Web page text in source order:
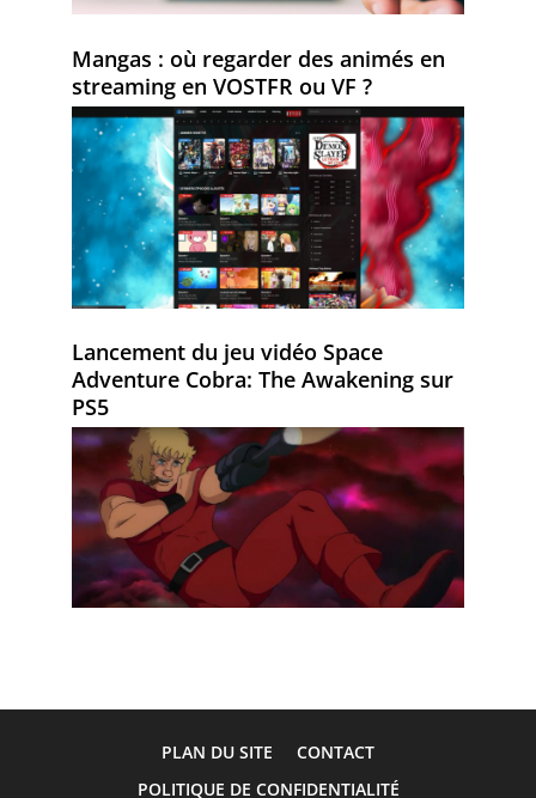
Mangas : où regarder des animés en
streaming en VOSTFR ou VF ?
Lancement du jeu vidéo Space
Adventure Cobra: The Awakening sur
PS5
PLAN DU SITE
CONTACT
POLITIQUE DE CONFIDENTIALITÉ